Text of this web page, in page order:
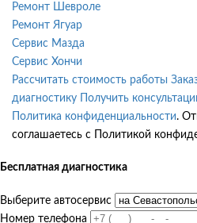
Ремонт Шевроле
Ремонт Ягуар
Сервис Мазда
Сервис Хончи
Рассчитать стоимость работы
диагностику
Получить
Политика конфиденциальности.
соглашаетесь с Политикой
Бесплатная диагностика
Выберите автосервис
Номер телефона